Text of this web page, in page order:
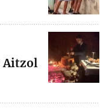
Aitzol